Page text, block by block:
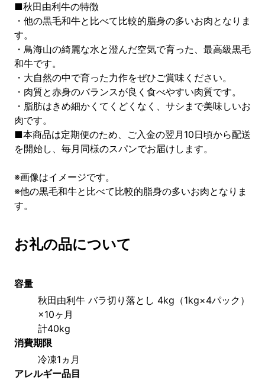
■秋田由利牛の特徴
・他の黒毛和牛と比べて比較的脂身の多いお肉となりま
す。
・鳥海山の綺麗な水と澄んだ空気で育った、最高級黒毛
和牛です。
・大自然の中で育った力作をぜひご賞味ください。
・肉質と赤身のバランスが良く食べやすい肉質です。
・脂肪はきめ細かくてくどくなく、サシまで美味しいお
肉です。
■本商品は定期便のため、ご入金の翌月10日頃から配送
を開始し、毎月同様のスパンでお届けします。
※画像はイメージです。
※他の黒毛和牛と比べて比較的脂身の多いお肉となりま
す。
お礼の品について
容量
秋田由利牛 バラ切り落とし 4kg（1kg×4パック）
×10ヶ月
計40kg
消費期限
冷凍1ヵ月
アレルギー品目